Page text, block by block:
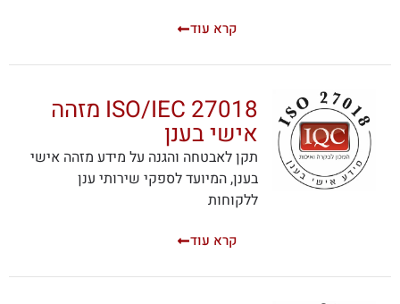
קרא עוד
ISO/IEC 27018 מזהה
אישי בענן
תקן לאבטחה והגנה על מידע מזהה אישי
בענן, המיועד לספקי שירותי ענן
ללקוחות
קרא עוד